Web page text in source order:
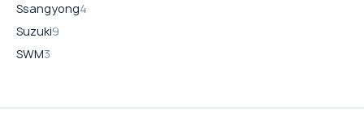
Ssangyong4
Suzuki9
SWM3